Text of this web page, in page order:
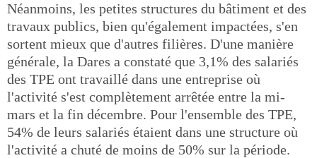
Néanmoins, les petites structures du bâtiment et des
travaux publics, bien qu'également impactées, s'en
sortent mieux que d'autres filières. D'une manière
générale, la Dares a constaté que 3,1% des salariés
des TPE ont travaillé dans une entreprise où
l'activité s'est complètement arrêtée entre la mi-
mars et la fin décembre. Pour l'ensemble des TPE,
54% de leurs salariés étaient dans une structure où
l'activité a chuté de moins de 50% sur la période.